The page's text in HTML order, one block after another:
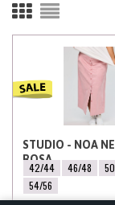
STUDIO - NOA
ROSA
42/44 46/48
54/56